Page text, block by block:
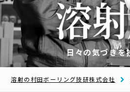
日々の気づきを
溶射の村田ボーリング技研株式会社